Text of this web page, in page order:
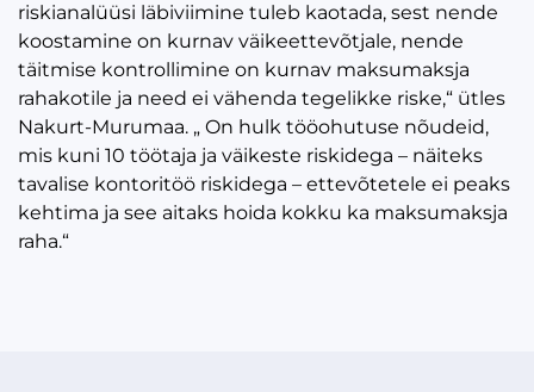
riskianalüüsi läbiviimine tuleb kaotada, sest nende
koostamine on kurnav väikeettevõtjale, nende
täitmise kontrollimine on kurnav maksumaksja
rahakotile ja need ei vähenda tegelikke riske,“ ütles
Nakurt-Murumaa. „ On hulk tööohutuse nõudeid,
mis kuni 10 töötaja ja väikeste riskidega – näiteks
tavalise kontoritöö riskidega – ettevõtetele ei peaks
kehtima ja see aitaks hoida kokku ka maksumaksja
raha.“